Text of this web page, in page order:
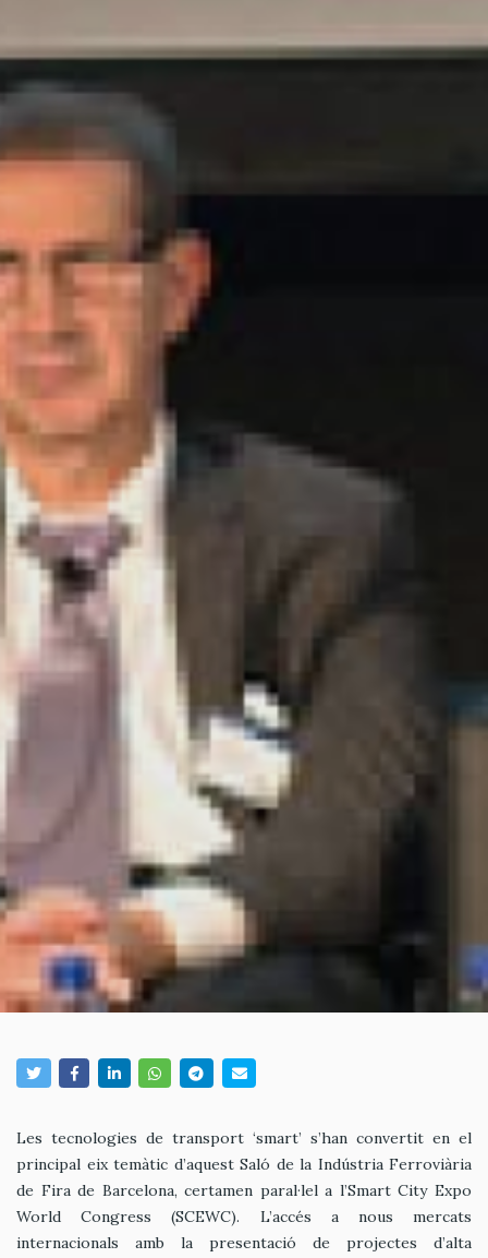
Les tecnologies de transport ‘smart’ s’han convertit en el
principal eix temàtic d’aquest Saló de la Indústria Ferroviària
de Fira de Barcelona, certamen paral·lel a l’Smart City Expo
World Congress (SCEWC). L’accés a nous mercats
internacionals amb la presentació de projectes d’alta